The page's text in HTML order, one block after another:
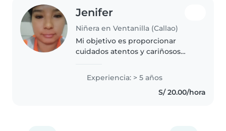
Jenifer
Niñera en Ventanilla (Callao)
Mi objetivo es proporcionar
cuidados atentos y cariñosos
cinco años de experiencia como
niñera, creo entornos seguros y
divertidos usando juegos
Experiencia: > 5 años
S/ 20.00/hora